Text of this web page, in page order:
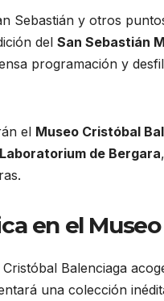
Sebastián y otros
del San Sebastián
programación y
el Museo Cristóbal
de Bergara
en el
Balenciaga
una colección